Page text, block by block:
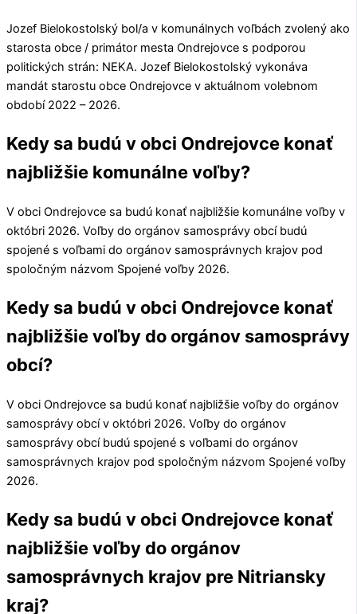
Jozef Bielokostolský bol/a v komunálnych voľbách zvolený ako
starosta obce / primátor mesta Ondrejovce s podporou
politických strán: NEKA. Jozef Bielokostolský vykonáva
mandát starostu obce Ondrejovce v aktuálnom volebnom
období 2022 – 2026.
Kedy sa budú v obci Ondrejovce konať
najbližšie komunálne voľby?
V obci Ondrejovce sa budú konať najbližšie komunálne voľby v
októbri 2026. Voľby do orgánov samosprávy obcí budú
spojené s voľbami do orgánov samosprávnych krajov pod
spoločným názvom Spojené voľby 2026.
Kedy sa budú v obci Ondrejovce konať
najbližšie voľby do orgánov samosprávy
obcí?
V obci Ondrejovce sa budú konať najbližšie voľby do orgánov
samosprávy obcí v októbri 2026. Voľby do orgánov
samosprávy obcí budú spojené s voľbami do orgánov
samosprávnych krajov pod spoločným názvom Spojené voľby
2026.
Kedy sa budú v obci Ondrejovce konať
najbližšie voľby do orgánov
samosprávnych krajov pre Nitriansky
kraj?